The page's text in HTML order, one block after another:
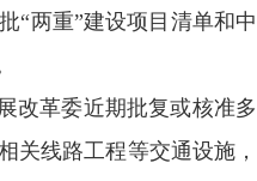
“两重”建设项目清单和中
改革委近期批复或核准多
关线路工程等交通设施，